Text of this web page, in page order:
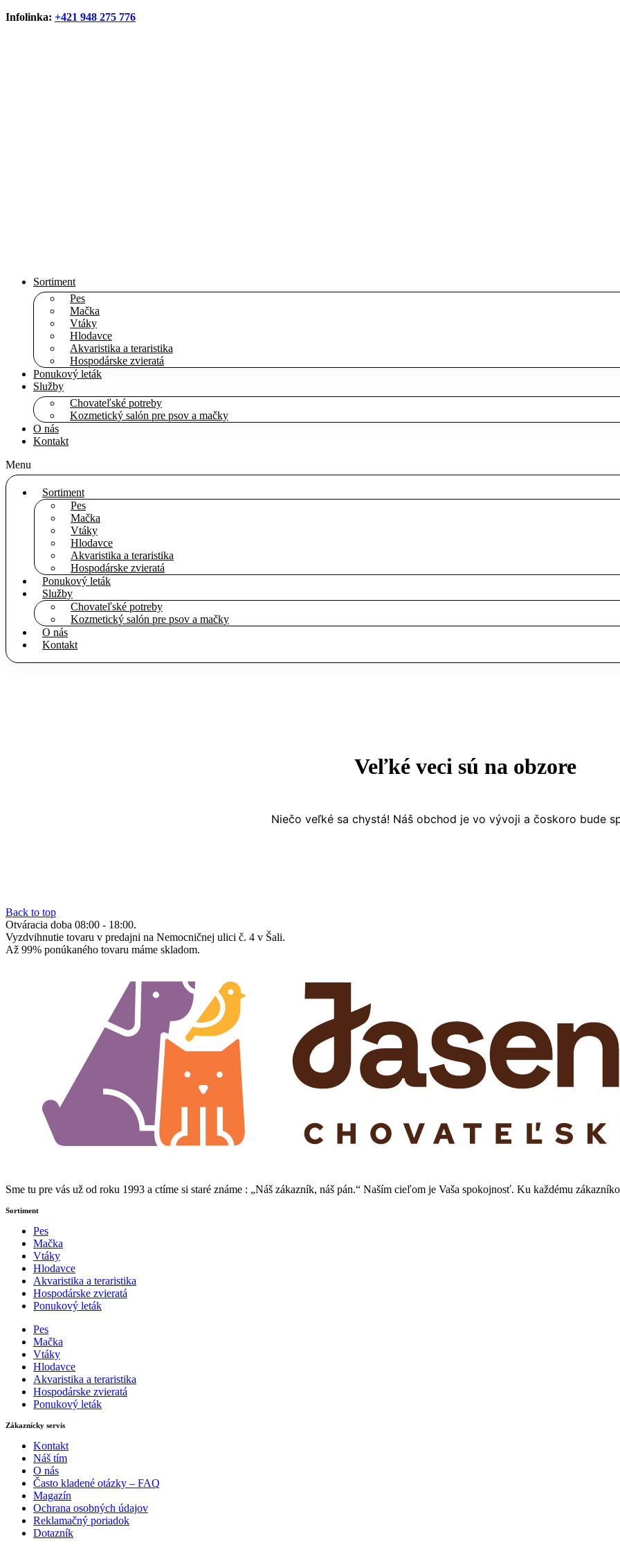
Infolinka: +421 948 275 776
Sortiment
Pes
Mačka
Vtáky
Hlodavce
Akvaristika a teraristika
Hospodárske zvieratá
Ponukový leták
Služby
Chovateľské potreby
Kozmetický salón pre psov a mačky
O nás
Kontakt
Menu
Sortiment
Pes
Mačka
Vtáky
Hlodavce
Akvaristika a teraristika
Hospodárske zvieratá
Ponukový leták
Služby
Chovateľské potreby
Kozmetický salón pre psov a mačky
O nás
Kontakt
Veľké veci sú na obzore
Niečo veľké sa chystá! Náš obchod je vo vývoji a čoskoro bude
Back to top
Otváracia doba 08:00 - 18:00.
Vyzdvihnutie tovaru v predajni na Nemocničnej ulici č. 4 v Šali.
Až 99% ponúkaného tovaru máme skladom.
Sme tu pre vás už od roku 1993 a ctíme si staré známe : „Náš zákazník, náš pán.“ Naším cieľom je Vaša spokojnosť. Ku každému
Sortiment
Pes
Mačka
Vtáky
Hlodavce
Akvaristika a teraristika
Hospodárske zvieratá
Ponukový leták
Pes
Mačka
Vtáky
Hlodavce
Akvaristika a teraristika
Hospodárske zvieratá
Ponukový leták
Zákaznícky servis
Kontakt
Náš tím
O nás
Často kladené otázky – FAQ
Magazín
Ochrana osobných údajov
Reklamačný poriadok
Dotazník